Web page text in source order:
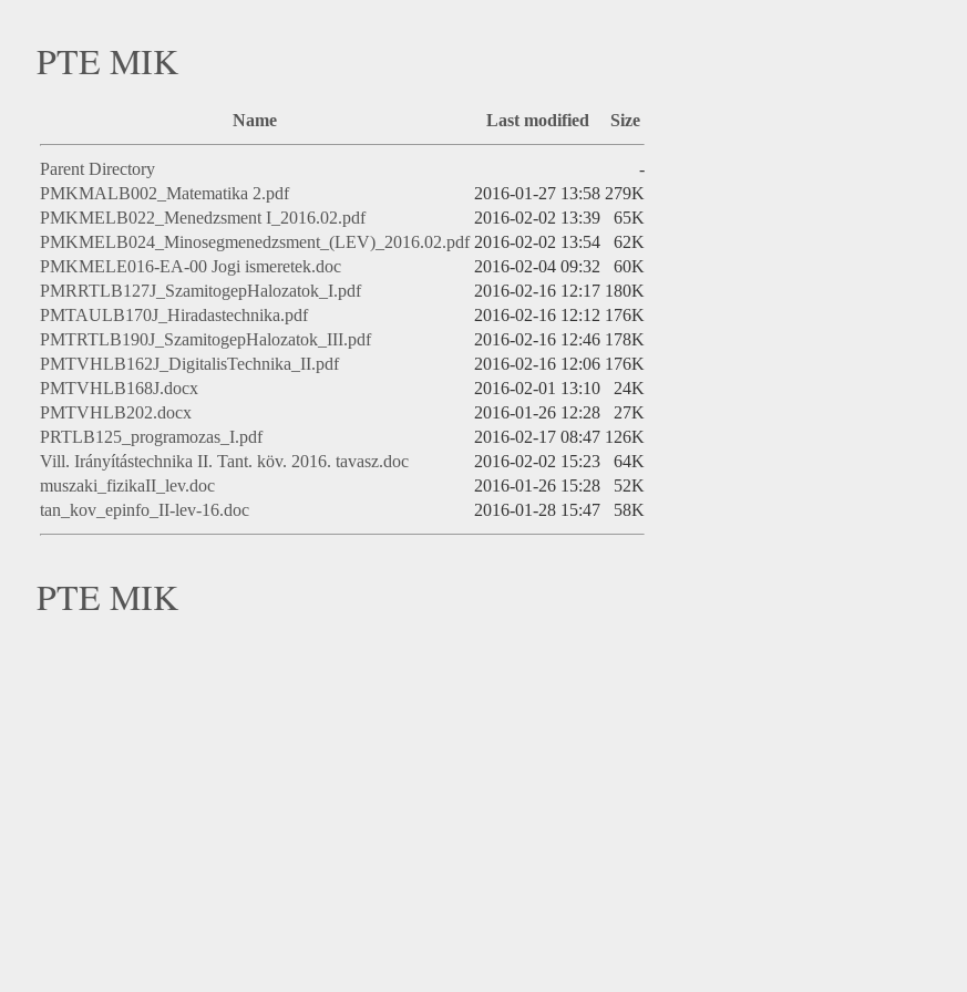
PTE MIK
Name Last modified Size
Parent Directory
-
PMKMALB002_Matematika 2.pdf
2016-01-27 13:58 279K
PMKMELB022_Menedzsment I_2016.02.pdf
2016-02-02 13:39
65K
PMKMELB024_Minosegmenedzsment_(LEV)_2016.02.pdf 2016-02-02 13:54
62K
PMKMELE016-EA-00 Jogi ismeretek.doc
2016-02-04 09:32
60K
PMRRTLB127J_SzamitogepHalozatok_I.pdf
2016-02-16 12:17 180K
PMTAULB170J_Hiradastechnika.pdf
2016-02-16 12:12 176K
PMTRTLB190J_SzamitogepHalozatok_III.pdf
2016-02-16 12:46 178K
PMTVHLB162J_DigitalisTechnika_II.pdf
2016-02-16 12:06 176K
PMTVHLB168J.docx
2016-02-01 13:10
24K
PMTVHLB202.docx
2016-01-26 12:28
27K
PRTLB125_programozas_I.pdf
2016-02-17 08:47 126K
Vill. Irányítástechnika II. Tant. köv. 2016. tavasz.doc
2016-02-02 15:23
64K
muszaki_fizikaII_lev.doc
2016-01-26 15:28
52K
tan_kov_epinfo_II-lev-16.doc
2016-01-28 15:47 58K
PTE MIK